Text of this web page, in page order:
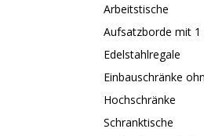
Arbeitstische
Aufsatzborde mit 1
Edelstahlregale
Einbauschränke
Hochschränke
Schranktische